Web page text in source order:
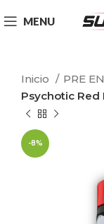
MENU
Inicio
PRE
Psychotic Red
-8%